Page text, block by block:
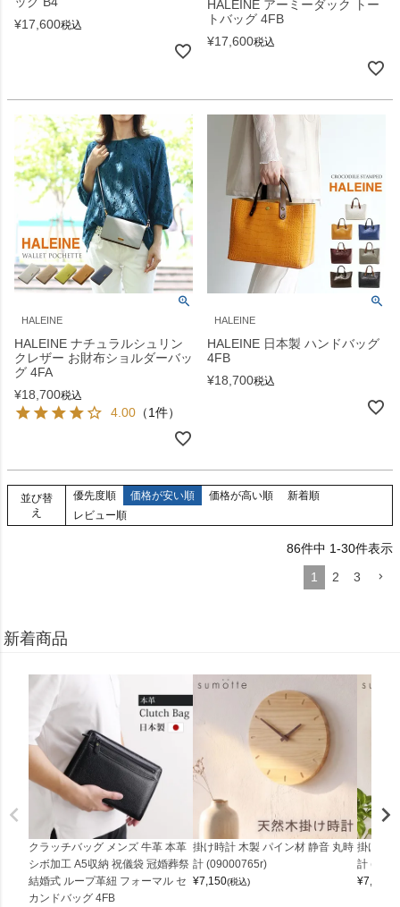
¥17,600税込
HALEINE アーミーダック トー
トバッグ 4FB
¥17,600税込
HALEINE
HALEINE ナチュラルシュリン
クレザー お財布ショルダーバッ
グ 4FA
¥18,700税込
4.00 （1件）
HALEINE
HALEINE 日本製 ハンドバッグ
4FB
¥18,700税込
並び替
え
優先度順 価格が安い順 価格が高い順
新着順
レビュー順
86件中 1-30件表示
1
2 3
新着商品
クラッチバッグ メンズ 牛革 本革
シボ加工 A5収納 祝儀袋 冠婚葬祭
結婚式 ループ革紐 フォーマル セ
カンドバッグ 4FB
掛け時計 木製 パイン材 静音 丸時
計 (09000765r)
¥7,150(税込)
掛け時
計
¥7,150